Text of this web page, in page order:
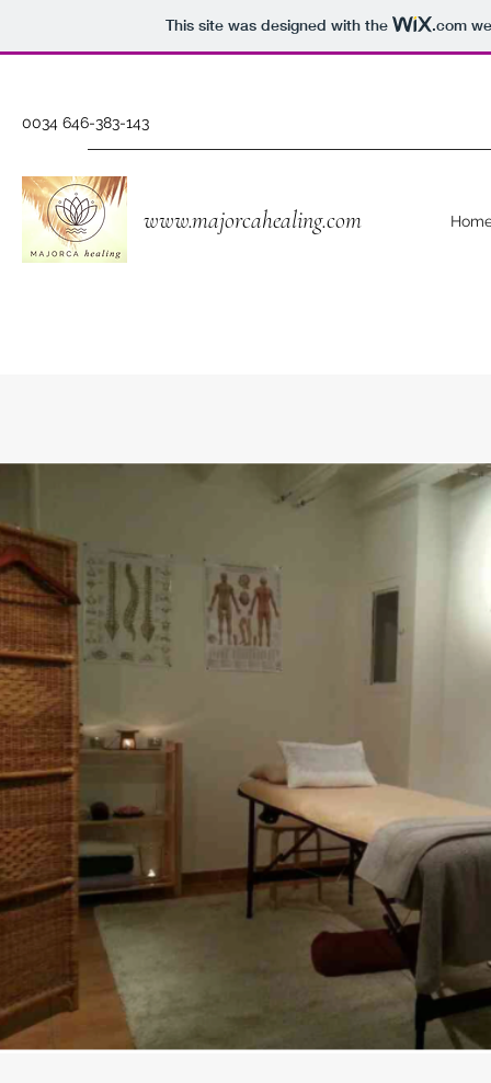
This site was designed with the .com
0034 646-383-143
www.majorcahealing.com